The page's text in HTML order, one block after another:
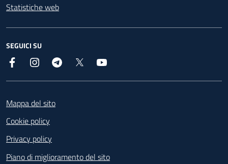
Statistiche web
SEGUICI SU
Facebook InstagramTelegram
Mappa del sito
Cookie policy
Privacy policy
Piano di miglioramento del sito